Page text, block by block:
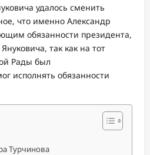
удалось сменить
что именно Александр
обязанности президента,
так как на тот
Рады был
исполнять обязанности
Турчинова